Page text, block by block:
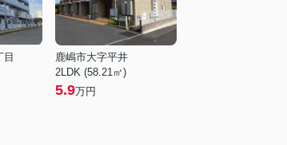
目
鹿嶋市大字平井
2LDK (58.21㎡)
5.9万円